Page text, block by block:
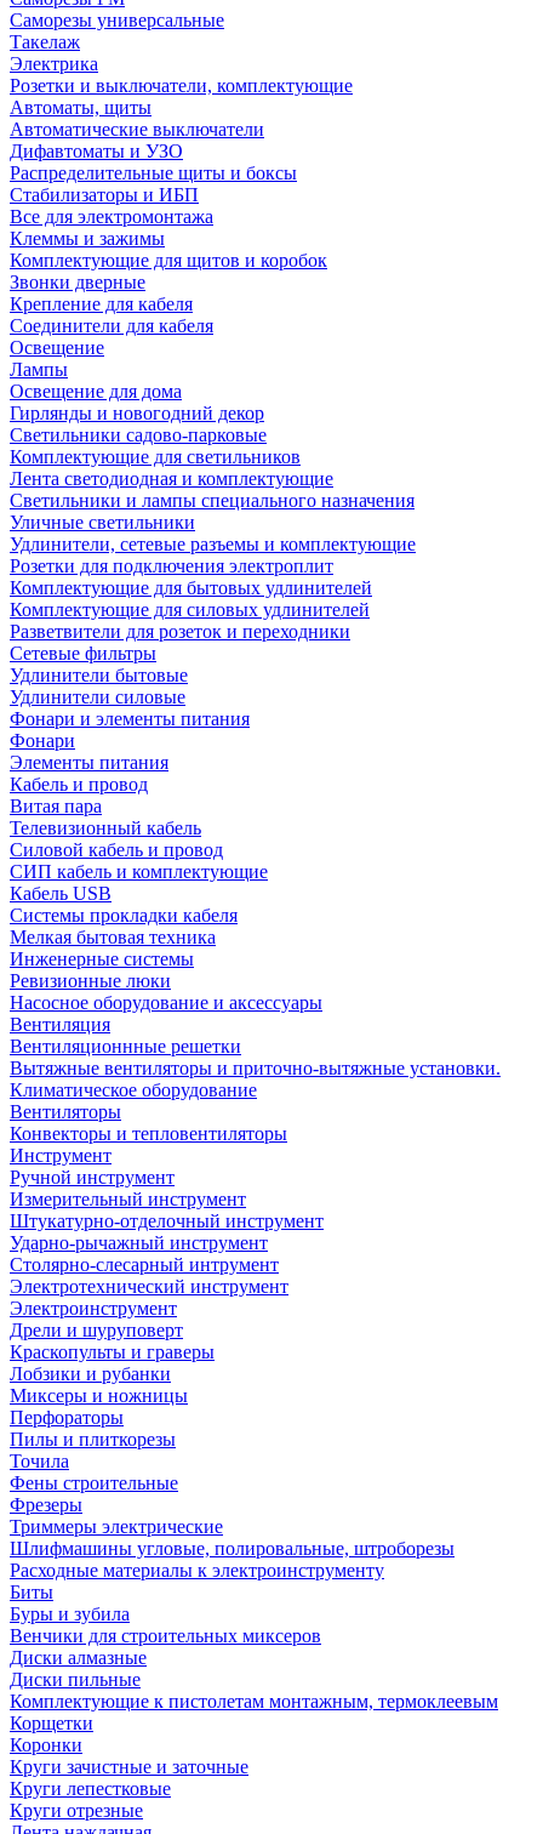
Саморезы универсальные
Такелаж
Электрика
Розетки и выключатели, комплектующие
Автоматы, щиты
Автоматические выключатели
Дифавтоматы и УЗО
Распределительные щиты и боксы
Стабилизаторы и ИБП
Все для электромонтажа
Клеммы и зажимы
Комплектующие для щитов и коробок
Звонки дверные
Крепление для кабеля
Соединители для кабеля
Освещение
Лампы
Освещение для дома
Гирлянды и новогодний декор
Светильники садово-парковые
Комплектующие для светильников
Лента светодиодная и комплектующие
Светильники и лампы специального назначения
Уличные светильники
Удлинители, сетевые разъемы и комплектующие
Розетки для подключения электроплит
Комплектующие для бытовых удлинителей
Комплектующие для силовых удлинителей
Разветвители для розеток и переходники
Сетевые фильтры
Удлинители бытовые
Удлинители силовые
Фонари и элементы питания
Фонари
Элементы питания
Кабель и провод
Витая пара
Телевизионный кабель
Силовой кабель и провод
СИП кабель и комплектующие
Кабель USB
Системы прокладки кабеля
Мелкая бытовая техника
Инженерные системы
Ревизионные люки
Насосное оборудование и аксессуары
Вентиляция
Вентиляционнные решетки
Вытяжные вентиляторы и приточно-вытяжные установки.
Климатическое оборудование
Вентиляторы
Конвекторы и тепловентиляторы
Инструмент
Ручной инструмент
Измерительный инструмент
Штукатурно-отделочный инструмент
Ударно-рычажный инструмент
Столярно-слесарный интрумент
Электротехнический инструмент
Электроинструмент
Дрели и шуруповерт
Краскопульты и граверы
Лобзики и рубанки
Миксеры и ножницы
Перфораторы
Пилы и плиткорезы
Точила
Фены строительные
Фрезеры
Триммеры электрические
Шлифмашины угловые, полировальные, штроборезы
Расходные материалы к электроинструменту
Биты
Буры и зубила
Венчики для строительных миксеров
Диски алмазные
Диски пильные
Комплектующие к пистолетам монтажным, термоклеевым
Корщетки
Коронки
Круги зачистные и заточные
Круги лепестковые
Круги отрезные